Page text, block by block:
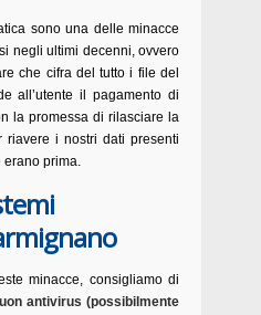
sono una delle minacce
negli ultimi decenni, ovvero
che cifra del tutto i file del
all’utente il pagamento di
la promessa di rilasciare la
riavere i nostri dati presenti
erano prima.
minacce, consigliamo di
antivirus (possibilmente